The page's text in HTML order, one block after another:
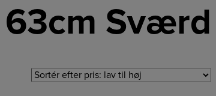
63cm Sværd